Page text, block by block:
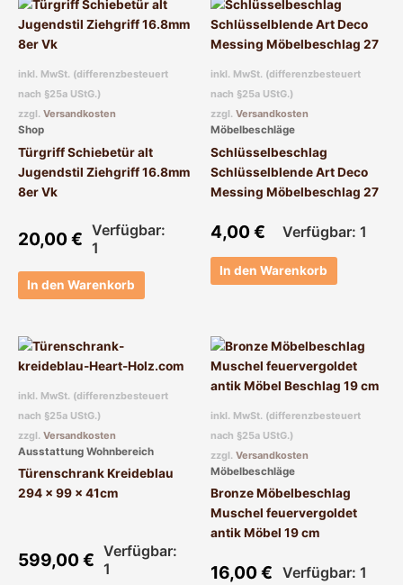
inkl. MwSt. (differenzbesteuert
nach §25a UStG.)
zzgl. Versandkosten
Shop
Türgriff Schiebetür alt
Jugendstil Ziehgriff 16.8mm
8er Vk
20,00€ Verfügbar:
1
In den Warenkorb
inkl. MwSt. (differenzbesteuert
nach §25a UStG.)
zzgl. Versandkosten
Möbelbeschläge
Schlüsselbeschlag
Schlüsselblende Art Deco
Messing Möbelbeschlag 27
4,00€ Verfügbar: 1
In den Warenkorb
inkl. MwSt. (differenzbesteuert
nach §25a UStG.)
zzgl. Versandkosten
Ausstattung Wohnbereich
Türenschrank Kreideblau
294 x 99 x 41cm
599,00€ Verfügbar:
1
inkl. MwSt. (differenzbesteuert
nach §25a UStG.)
zzgl. Versandkosten
Möbelbeschläge
Bronze Möbelbeschlag
Muschel feuervergoldet
antik Möbel 19 cm
16,00€ Verfügbar: 1